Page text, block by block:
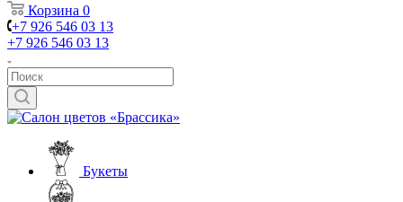
Корзина 0
+7 926 546 03 13
+7 926 546 03 13
Букеты